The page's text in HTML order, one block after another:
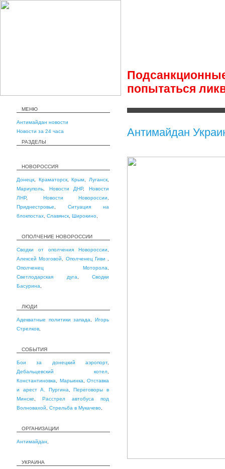
попытаться
МЕНЮ
Антимайдан новости
Новости за 24 часа
РАЗДЕЛЫ
НОВОРОССИЯ
Донецк Краматорск,Крым Луганск
Мариуполь
Новости ДНР,Новости
ЛНР, Новости Новороссии
Приднестровье
Ситуация на
блокпостах Славянск Широкино
ОПОЛЧЕНИЕ НОВОРОССИИ
Сводки от ополчения Новороссии
Алексей Мозговой
Ополченец Гиви
Ополченец Моторола
Светлодарская дуга
Сводки
Басурина
ЛЮДИ
Адекватные политики запада ,Игорь
Стрелков
СОБЫТИЯ
Бои за донецкий аэропорт,
Дебальцевский котел
Константиновка
Марьинка
Отставка
и арест А. Пургина ,Переговоры в
Минске
Расстрел автобуса под
Волновахой
Стрельба в Мукачево
ОРГАНИЗАЦИИ
Антимайдан
УКРАИНА
Антимайдан